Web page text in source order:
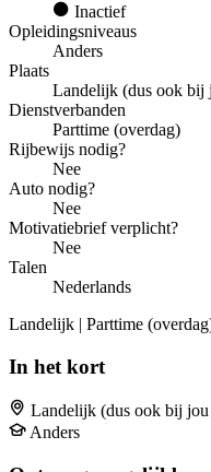
Inactief
Opleidingsniveaus
Anders
Plaats
Landelijk (dus ook bij
Dienstverbanden
Parttime (overdag)
Rijbewijs nodig?
Nee
Auto nodig?
Nee
Motivatiebrief verplicht?
Nee
Talen
Nederlands
Landelijk | Parttime
In het kort
Landelijk (dus ook bij
Anders